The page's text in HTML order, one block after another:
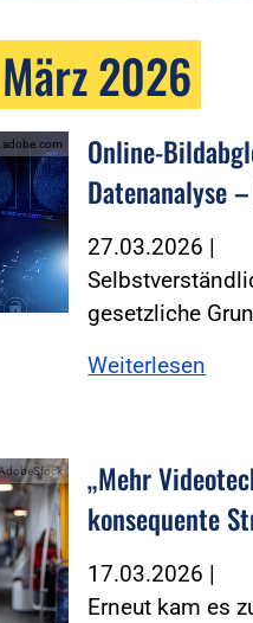
2026
Online-
Datenanalyse
27.03.2026 |
gesetzliche
Weiterlesen
„Mehr
konsequente
17.03.2026 |
Erneut kam es